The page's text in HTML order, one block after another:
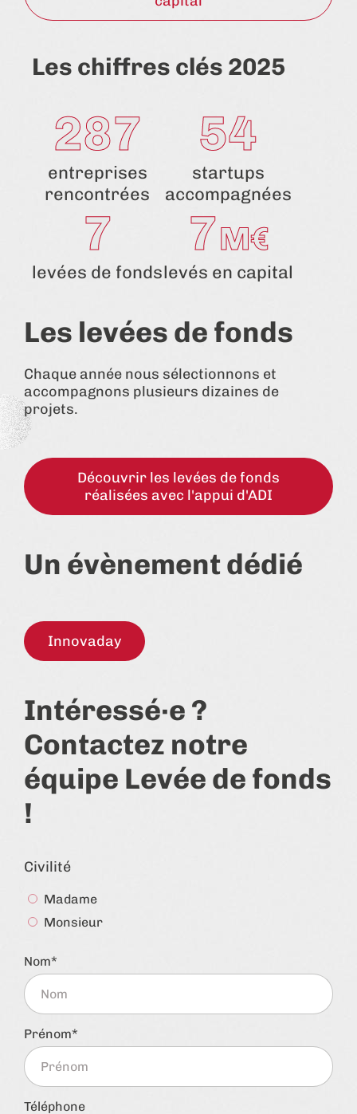
Les chiffres clés 2025
287
entreprises
rencontrées
54
startups
accompagnées
7
levées de fonds
7M€
levés en capital
Les levées de fonds
Chaque année nous sélectionnons et
accompagnons plusieurs dizaines de
projets.
Découvrir les levées de fonds
réalisées avec l'appui d'ADI
Un évènement dédié
Innovaday
Intéressé·e ?
Contactez notre
équipe Levée de fonds
!
Civilité
Madame
Monsieur
Nom
Prénom
Téléphone